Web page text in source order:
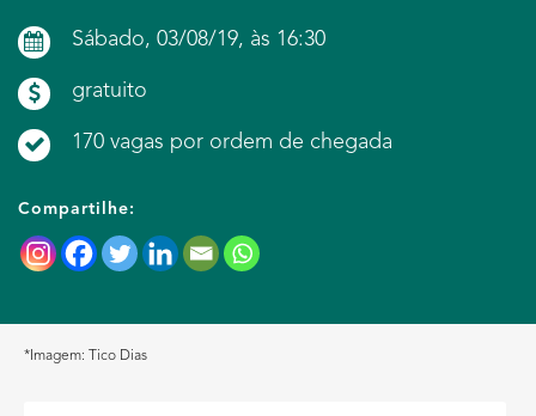
Sábado, 03/08/19, às 16:30
gratuito
170 vagas por ordem de chegada
Compartilhe:
*Imagem: Tico Dias